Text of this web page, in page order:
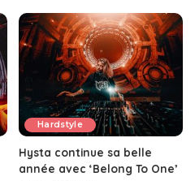
Hardstyle
Hysta continue sa belle
année avec ‘Belong To One’